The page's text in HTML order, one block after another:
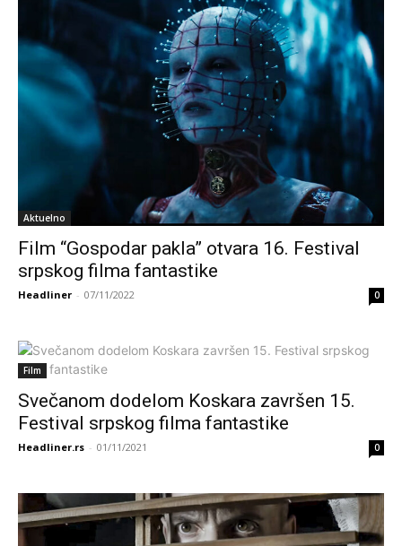
Aktuelno
Film “Gospodar pakla” otvara 16. Festival
srpskog filma fantastike
Headliner - 07/11/2022 0
Film
Svečanom dodelom Koskara završen 15.
Festival srpskog filma fantastike
Headliner.rs - 01/11/2021 0